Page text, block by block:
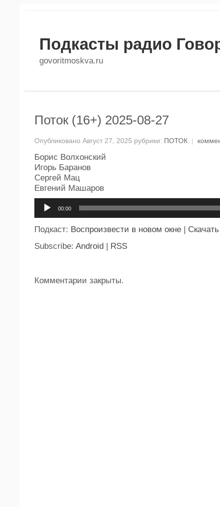
Подкасты радио
govoritmoskva.ru
Поток (16+) 2025-08-27
Опубликовано Август 27, 2025 рубрики: ПОТОК |
Борис Волхонский
Игорь Баранов
Сергей Мац
Евгений Машаров
00:00
Подкаст: Воспроизвести в новом окне | Скачать
Subscribe: Android | RSS
Комментарии закрыты.